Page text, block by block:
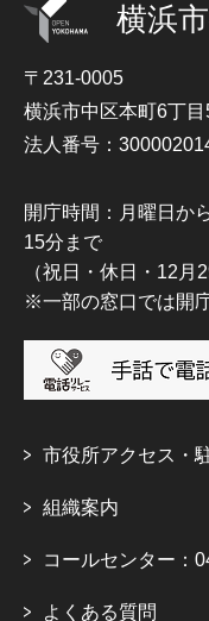
横浜
〒231-0005
横浜市中区本町6丁
法人番号：
開庁時間：月曜日か
15分まで
（祝日・休日・12月
※一部の窓口では開
市役所アクセス・
組織案内
コールセンター：
よくある質問